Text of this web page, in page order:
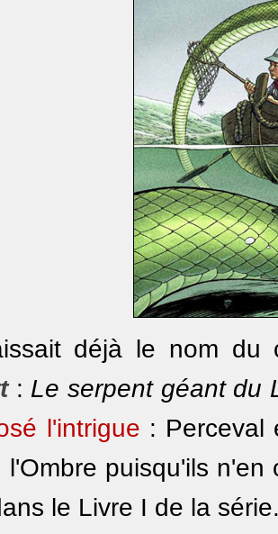
déjà le nom du
: Le serpent géant du
l'intrigue : Perceval
puisqu'ils
le Livre I de la